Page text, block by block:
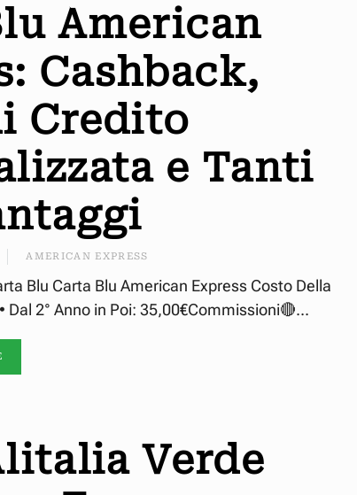
American
Cashback,
Credito
e Tanti
AMERICAN EXPRESS
Blu Carta Blu American Express Costo Della
Dal 2° Anno in Poi: 35,00€Commissioni🔴...
Verde